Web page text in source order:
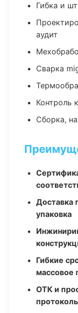
Гибка и
аудит
Сварка
Контроль
Сборка,
Доставка
упаковка
Гибкие
массовое
ОТК и